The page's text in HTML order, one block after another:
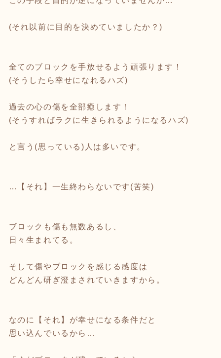
(それ以前に目的を決めていましたか？)
全てのブロックを手放せるよう頑張ります！
(そうしたら幸せになれるハズ)
過去の心の傷を全部癒します！
(そうすればラクに生きられるようになるハズ)
と言う(思っている)人は多いです。
…【それ】一生終わらないです(苦笑)
ブロックも傷も無数あるし、
日々生まれてる。
そして傷やブロックを感じる感度は
どんどん研ぎ澄まされていきますから。
なのに【それ】が幸せになる条件だと
思い込んでいるから…